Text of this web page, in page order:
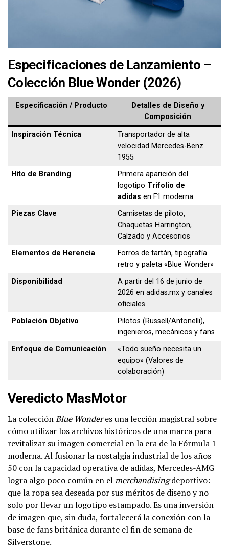
Especificaciones de Lanzamiento –
Colección Blue Wonder (2026)
Especificación / Producto
Detalles de Diseño y
Composición
Inspiración Técnica
Transportador de alta
velocidad Mercedes-Benz
1955
Hito de Branding
Primera aparición del
logotipo Trifolio de
adidas en F1 moderna
Piezas Clave
Camisetas de piloto,
Chaquetas Harrington,
Calzado y Accesorios
Elementos de Herencia
Forros de tartán, tipografía
retro y paleta «Blue Wonder»
Disponibilidad
A partir del 16 de junio de
2026 en adidas.mx y canales
oficiales
Población Objetivo
Pilotos (Russell/Antonelli),
ingenieros, mecánicos y fans
Enfoque de Comunicación
«Todo sueño necesita un
equipo» (Valores de
colaboración)
Veredicto MasMotor
La colecciónBlue Wonderes una lección magistral sobre
cómo utilizar los archivos históricos de una marca para
revitalizar su imagen comercial en la era de la Fórmula 1
moderna. Al fusionar la nostalgia industrial de los años
50 con la capacidad operativa de adidas, Mercedes-AMG
logra algo poco común en elmerchandisingdeportivo:
que la ropa sea deseada por sus méritos de diseño y no
solo por llevar un logotipo estampado. Es una inversión
de imagen que, sin duda, fortalecerá la conexión con la
base de fans británica durante el fin de semana de
Silverstone.